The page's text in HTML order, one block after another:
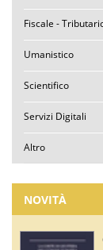
Fiscale -
Umanistico
Scientifico
Servizi Digitali
Altro
NOVITÀ